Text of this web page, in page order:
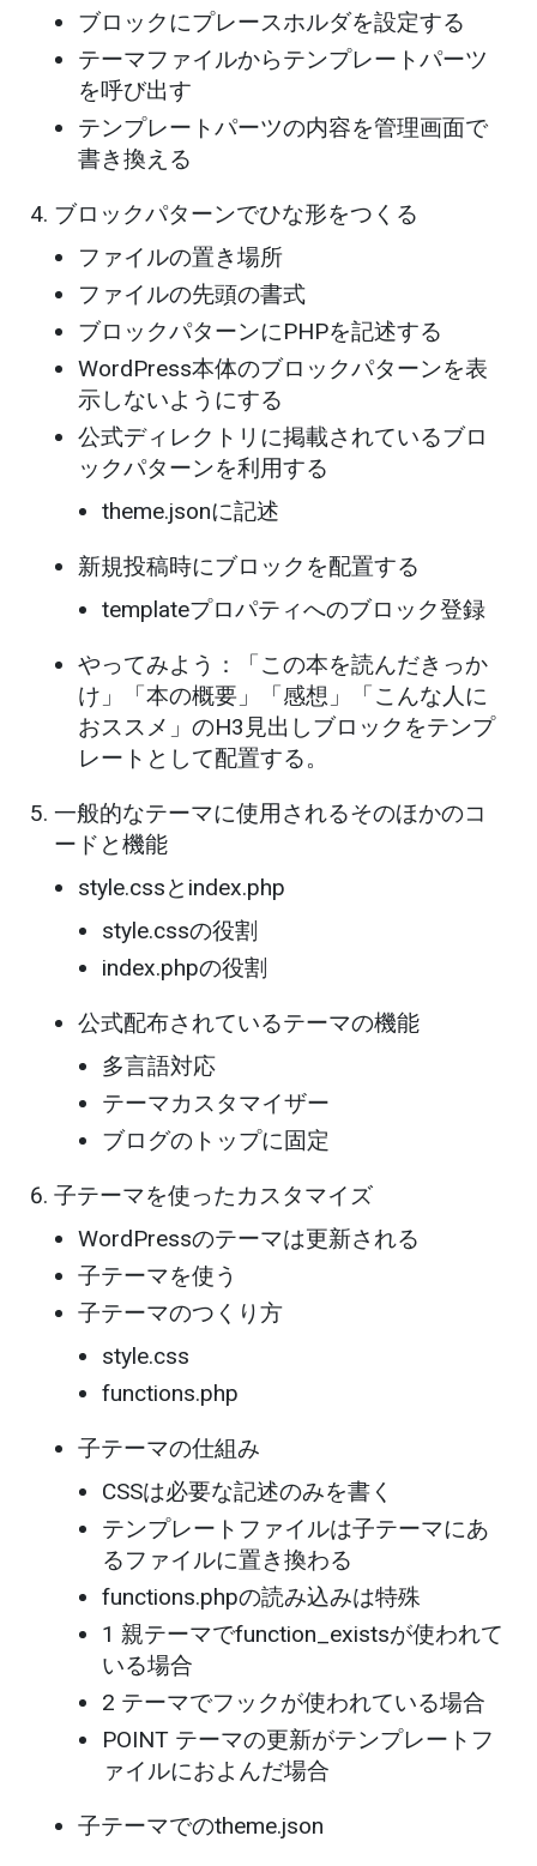
ブロックにプレースホルダを設定する
テーマファイルからテンプレートパーツ
を呼び出す
テンプレートパーツの内容を管理画面で
書き換える
ブロックパターンでひな形をつくる
ファイルの置き場所
ファイルの先頭の書式
ブロックパターンにPHPを記述する
WordPress本体のブロックパターンを表
示しないようにする
公式ディレクトリに掲載されているブロ
ックパターンを利用する
theme.jsonに記述
新規投稿時にブロックを配置する
templateプロパティへのブロック登録
やってみよう：「この本を読んだきっか
け」「本の概要」「感想」「こんな人に
おススメ」のH3見出しブロックをテンプ
レートとして配置する。
一般的なテーマに使用されるそのほかのコ
ードと機能
style.cssとindex.php
style.cssの役割
index.phpの役割
公式配布されているテーマの機能
多言語対応
テーマカスタマイザー
ブログのトップに固定
子テーマを使ったカスタマイズ
WordPressのテーマは更新される
子テーマを使う
子テーマのつくり方
style.css
functions.php
子テーマの仕組み
CSSは必要な記述のみを書く
テンプレートファイルは子テーマにあ
るファイルに置き換わる
functions.phpの読み込みは特殊
1 親テーマでfunction_existsが使われて
いる場合
2 テーマでフックが使われている場合
POINT テーマの更新がテンプレートフ
ァイルにおよんだ場合
子テーマでのtheme.json